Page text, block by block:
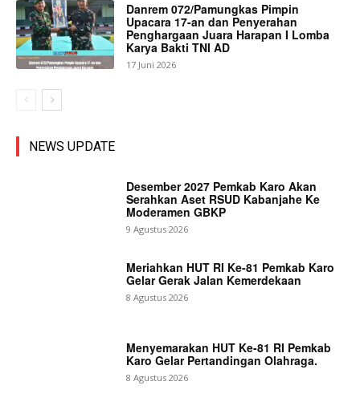
Danrem 072/Pamungkas Pimpin
Upacara 17-an dan Penyerahan
Penghargaan Juara Harapan I Lomba
Karya Bakti TNI AD
17 Juni 2026
NEWS UPDATE
Desember 2027 Pemkab Karo Akan
Serahkan Aset RSUD Kabanjahe Ke
Moderamen GBKP
9 Agustus 2026
Meriahkan HUT RI Ke-81 Pemkab Karo
Gelar Gerak Jalan Kemerdekaan
8 Agustus 2026
Menyemarakan HUT Ke-81 RI Pemkab
Karo Gelar Pertandingan Olahraga.
8 Agustus 2026